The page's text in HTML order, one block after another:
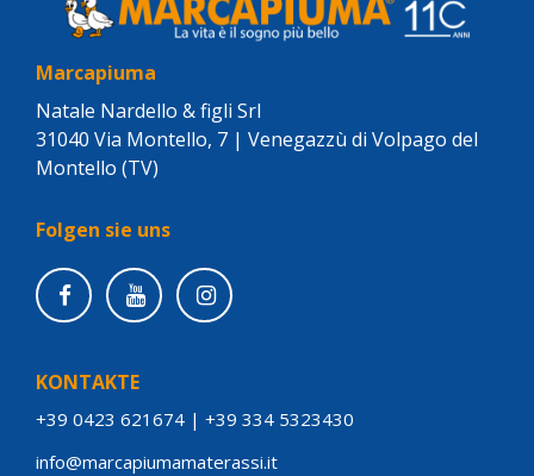
Marcapiuma
Natale Nardello & figli Srl
31040 Via Montello, 7 | Venegazzù di Volpago del
Montello (TV)
Folgen sie uns
KONTAKTE
+39 0423 621674 | +39 334 5323430
info@marcapiumamaterassi.it